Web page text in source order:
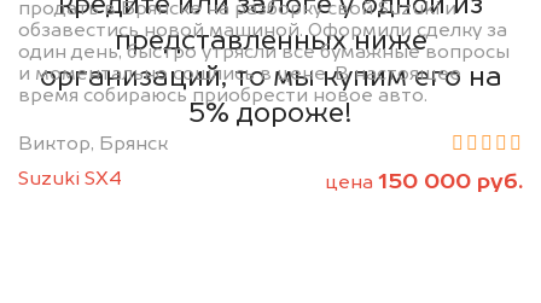
продать в Брянске на разборку свой Suzuki и
обзавестись новой машиной. Оформили сделку за
один день, быстро утрясли все бумажные вопросы
и моментально сошлись в цене. В настоящее
время собираюсь приобрести новое авто.
Виктор, Брянск
Suzuki SX4
цена 150 000 руб.
кредите или залоге у одной из
представленных ниже
организаций, то мы купим его на
5% дороже!